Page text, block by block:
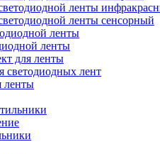
ленты
ленты сенсорный
ленты
ленты
для ленты
светодиодных лент
ленты